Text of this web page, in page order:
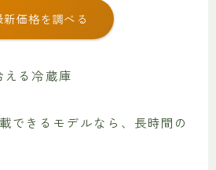
新価格を調べる
る冷蔵庫
できるモデルなら、長時間の